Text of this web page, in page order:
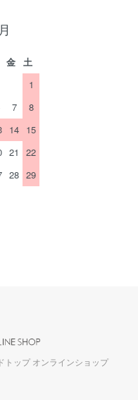
金 土
1
7
8
14 15
21
22
28 29
トップ オンラインショップ